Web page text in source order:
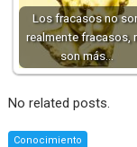
Los fracasos no
realmente fracasos,
son más…
No related posts.
Conocimiento